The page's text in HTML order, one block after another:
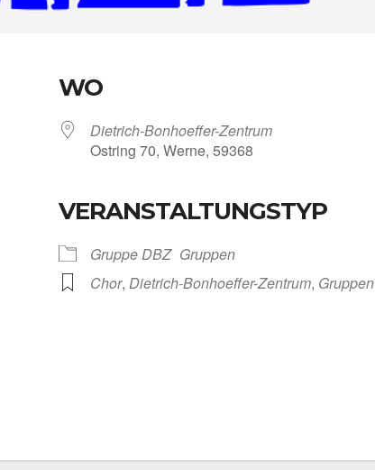
WO
Dietrich-Bonhoeffer-Zentrum
Ost­ring 70, Wer­ne, 59368
VERANSTALTUNGSTYP
Grup­pe DBZ Grup­pen
Chor, Dietrich-Bonhoeffer-Zentrum, Grup­pen